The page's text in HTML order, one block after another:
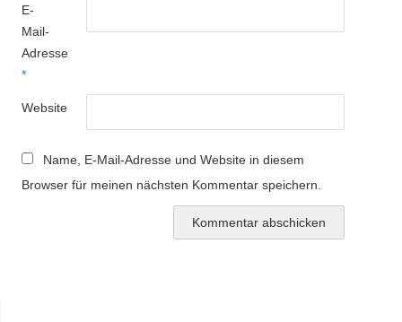
E-
Mail-
Adresse
*
Website
Name, E-Mail-Adresse und Website in diesem
Browser für meinen nächsten Kommentar speichern.